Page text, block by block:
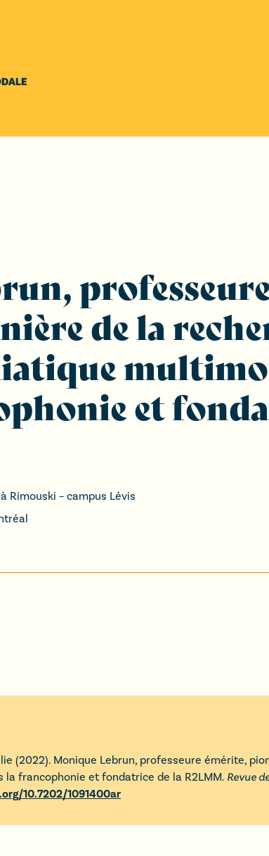
de la
et
Rimouski – campus Lévis
(2022). Monique Lebrun, professeure émérite,
francophonie et fondatrice de la R2LMM. Revue
10.7202/1091400ar